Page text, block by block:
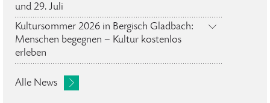
und 29. Juli
Kultursommer 2026 in Bergisch Gladbach:
Menschen begegnen – Kultur kostenlos
erleben
Alle News